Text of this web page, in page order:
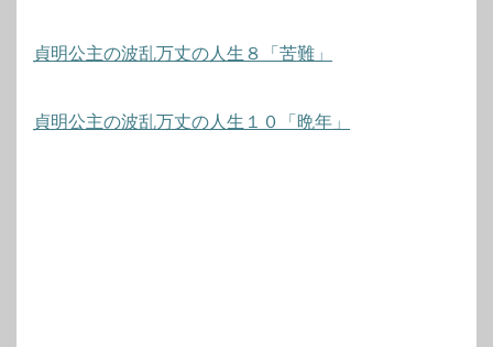
貞明公主の波乱万丈の人生８「苦難」
貞明公主の波乱万丈の人生１０「晩年」